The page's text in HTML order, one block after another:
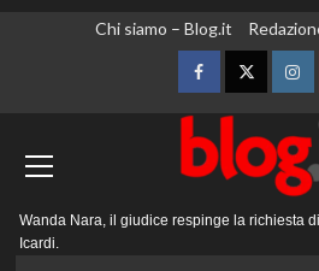
Chi siamo – Blog.it
FacebookTwitter
principale
Wanda Nara, il giudice respinge la richiesta
Icardi.